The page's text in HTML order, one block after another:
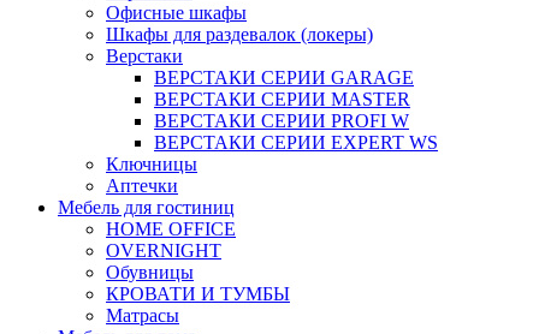
Офисные шкафы
Шкафы для раздевалок (локеры)
Верстаки
ВЕРСТАКИ СЕРИИ GARAGE
ВЕРСТАКИ СЕРИИ MASTER
ВЕРСТАКИ СЕРИИ PROFI W
ВЕРСТАКИ СЕРИИ EXPERT WS
Ключницы
Аптечки
Мебель для гостиниц
HOME OFFICE
OVERNIGHT
Обувницы
КРОВАТИ И ТУМБЫ
Матрасы